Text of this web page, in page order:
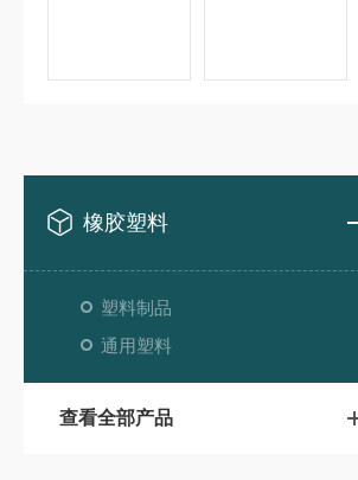
橡胶塑料
塑料制品
通用塑料
查看全部产品